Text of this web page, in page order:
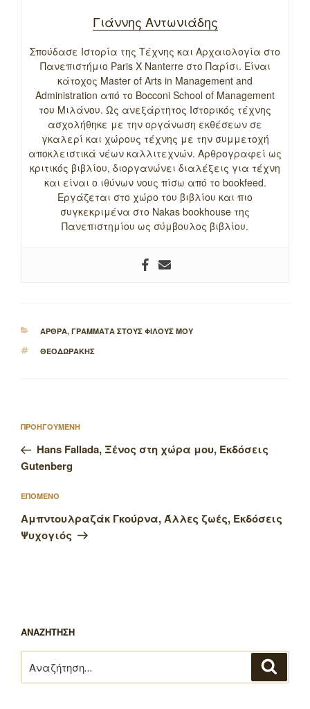
Γιάννης Αντωνιάδης
Σπούδασε Ιστορία της Τέχνης και Αρχαιολογία στο
Πανεπιστήμιο Paris X Nanterre στο Παρίσι. Είναι
κάτοχος Master of Arts in Management and
Administration από το Bocconi School of Management
του Μιλάνου. Ως ανεξάρτητος Ιστορικός τέχνης
ασχολήθηκε με την οργάνωση εκθέσεων σε
γκαλερί και χώρους τέχνης με την συμμετοχή
αποκλειστικά νέων καλλιτεχνών. Αρθρογραφεί ως
κριτικός βιβλίου, διοργανώνει διαλέξεις για τέχνη
και είναι ο ιθύνων νους πίσω από το bookfeed.
Εργάζεται στο χώρο του βιβλίου και πιο
συγκεκριμένα στο Nakas bookhouse της
Πανεπιστημίου ως σύμβουλος βιβλίου.
ΚΑΤΗΓΟΡΙΕΣ
ΑΡΘΡΑ, ΓΡΑΜΜΑΤΑ ΣΤΟΥΣ ΦΙΛΟΥΣ ΜΟΥ
ΕΤΙΚΕΤΕΣ
ΘΕΟΔΩΡΑΚΗΣ
άρθρων
Προηγούμενο
άρθρο
ΠΡΟΗΓΟΥΜΕΝΗ
Hans Fallada, Ξένος στη χώρα μου, Εκδόσεις
Gutenberg
Επόμενο
άρθρο
ΕΠΟΜΕΝΟ
Αμπντουλραζάκ Γκούρνα, Άλλες ζωές, Εκδόσεις
Ψυχογιός
ΑΝΑΖΗΤΗΣΗ
για: